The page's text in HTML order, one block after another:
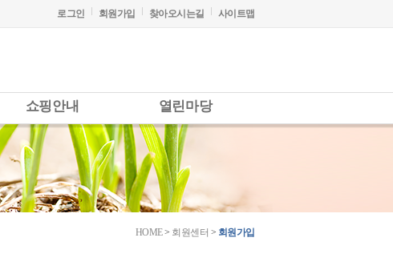
로그인 회원가입 찾아오시는길 사이트맵
쇼핑안내 열린마당
HOME> 회원센터 > 회원가입